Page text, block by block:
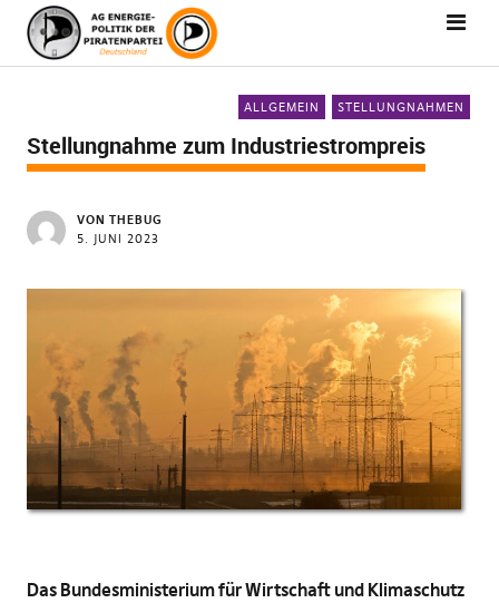
ALLGEMEIN STELLUNGNAHMEN
Stellungnahme zum Industriestrompreis
VON THEBUG
5. JUNI 2023
Das Bundesministerium für Wirtschaft und Klimaschutz